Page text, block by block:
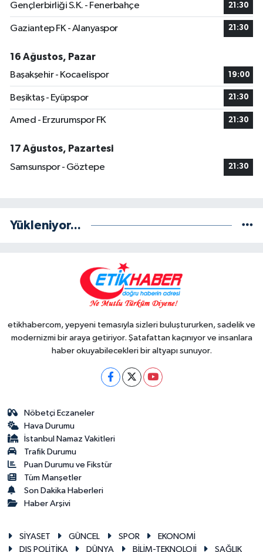
Gençlerbirliği S.K. - Fenerbahçe 21:30
Gaziantep FK - Alanyaspor 21:30
16 Ağustos, Pazar
Başakşehir - Kocaelispor
19:00
Beşiktaş - Eyüpspor 21:30
Amed - Erzurumspor FK 21:30
17 Ağustos, Pazartesi
Samsunspor - Göztepe
21:30
Yükleniyor...
etikhabercom, yepyeni temasıyla sizleri buluştururken, sadelik ve
modernizmi bir araya getiriyor. Şatafattan kaçınıyor ve insanlara
haber okuyabilecekleri bir altyapı sunuyor.
Nöbetçi Eczaneler
Hava Durumu
İstanbul Namaz Vakitleri
Trafik Durumu
Puan Durumu ve Fikstür
Tüm Manşetler
Son Dakika Haberleri
Haber Arşivi
SİYASET GÜNCEL SPOR
EKONOMİ
DIŞ POLİTİKA
DÜNYA BİLİM-TEKNOLOJİ SAĞLIK